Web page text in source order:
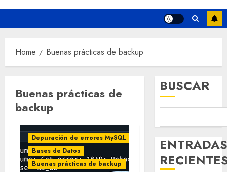
Home Buenas prácticas de backup
Buenas prácticas de
backup
Depuración de errores MySQL
Bases de Datos
Buenas prácticas de backup
BUSCAR